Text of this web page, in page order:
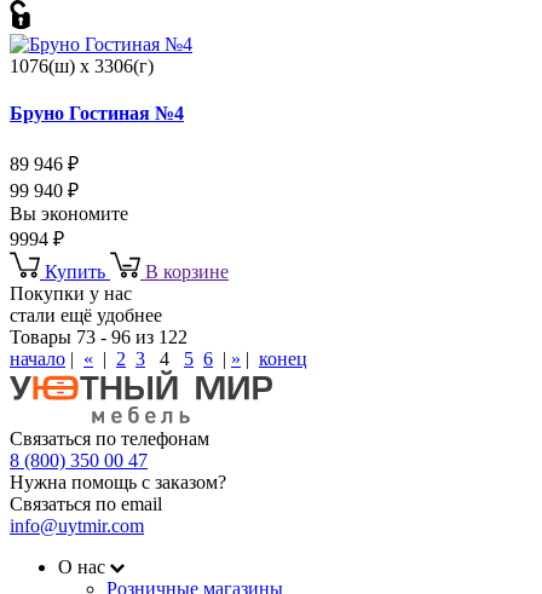
1076(ш) x 3306(г)
Бруно Гостиная №4
89 946 ₽
99 940 ₽
Вы экономите
9994 ₽
Купить
В корзине
Покупки у нас
стали ещё удобнее
Товары 73 - 96 из 122
начало | « | 2 3 4 5 6 | » | конец
Связаться по телефонам
8 (800) 350 00 47
Нужна помощь с заказом?
Связаться по email
info@uytmir.com
О нас
Розничные магазины